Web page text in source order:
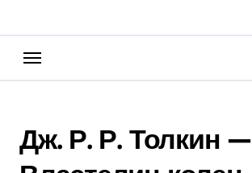
Дж. Р. Р. Толкин —